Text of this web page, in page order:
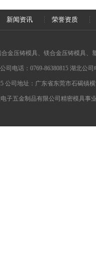
新闻资讯 荣誉资质
金压铸模具、镁合金压铸模具、
司电话：0769-86380815 湖北公
公司地址：广东省东莞市石碣镇
子五金制品有限公司精密模具事